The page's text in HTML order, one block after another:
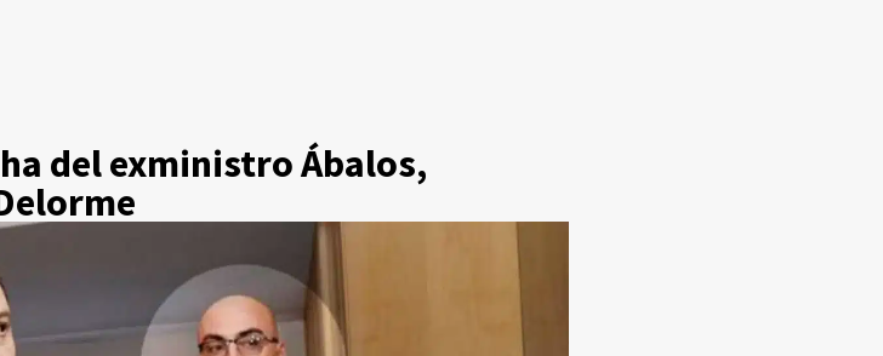
del exministro Ábalos,